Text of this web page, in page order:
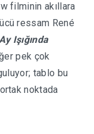
filminin akıllara
ressam René
Işığında
pek çok
tablo bu
noktada